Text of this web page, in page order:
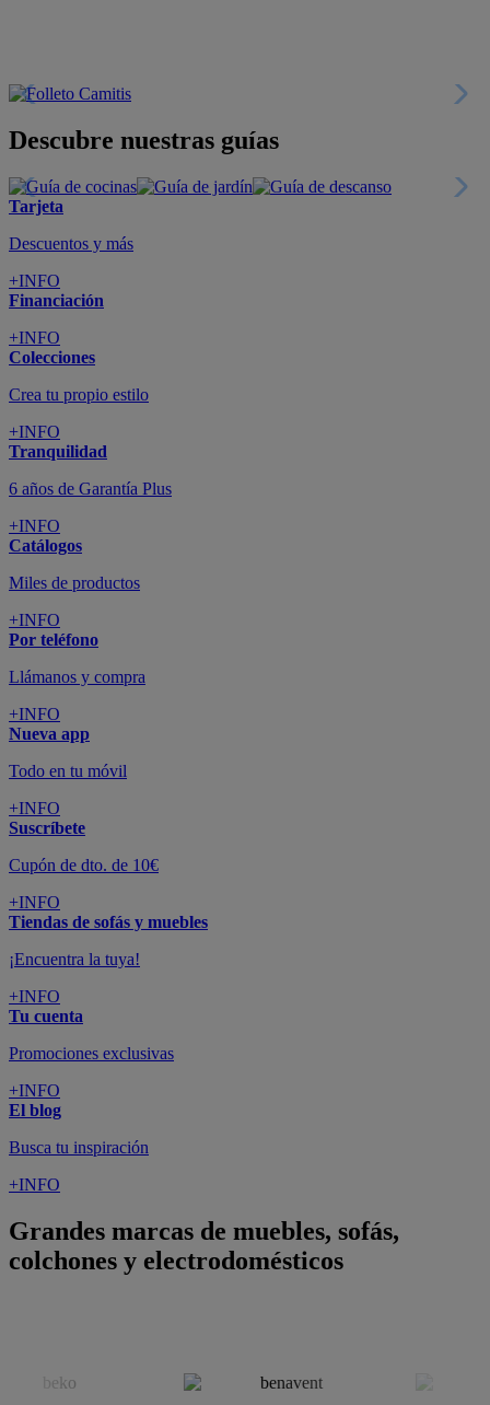
Descubre nuestras guías
Tarjeta
Descuentos y más
+INFO
Financiación
+INFO
Colecciones
Crea tu propio estilo
+INFO
Tranquilidad
6 años de Garantía Plus
+INFO
Catálogos
Miles de productos
+INFO
Por teléfono
Llámanos y compra
+INFO
Nueva app
Todo en tu móvil
+INFO
Suscríbete
Cupón de dto. de 10€
+INFO
Tiendas de sofás y muebles
¡Encuentra la tuya!
+INFO
Tu cuenta
Promociones exclusivas
+INFO
El blog
Busca tu inspiración
+INFO
Grandes marcas de muebles, sofás,
colchones y electrodomésticos